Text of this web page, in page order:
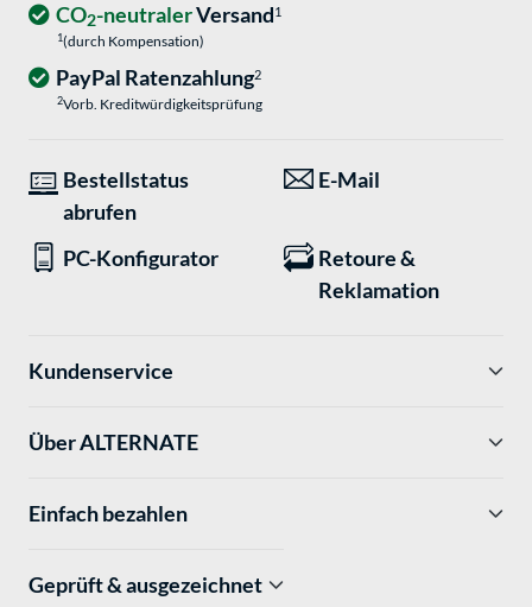
CO2-neutralerVersand1
1(durch Kompensation)
PayPal Ratenzahlung2
2Vorb. Kreditwürdigkeitsprüfung
Bestellstatus
abrufen
E-Mail
PC-Konfigurator
Retoure &
Reklamation
Kundenservice
Über ALTERNATE
Einfach bezahlen
Geprüft & ausgezeichnet